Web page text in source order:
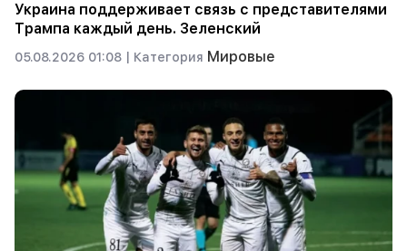
Украина поддерживает связь с представителями
Трампа каждый день. Зеленский
05.08.2026 01:08 | Категория Мировые